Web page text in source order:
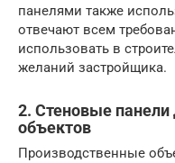
панелями также
отвечают всем
использовать в
желаний застройщика.
2. Стеновые панели
объектов
Производственные